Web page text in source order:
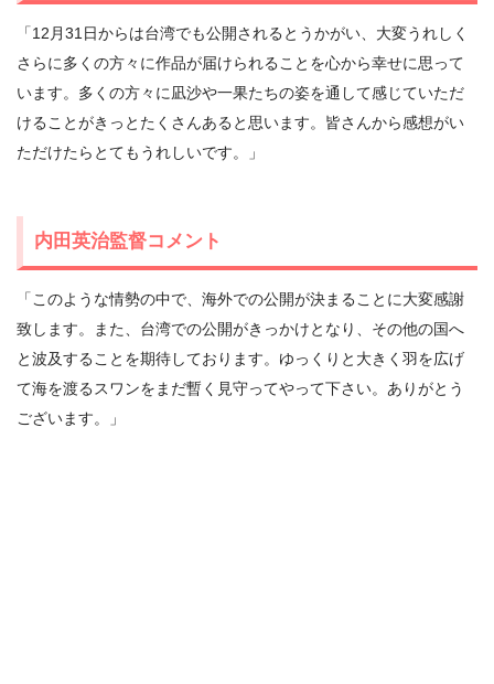
「12月31日からは台湾でも公開されるとうかがい、大変うれしく
さらに多くの方々に作品が届けられることを心から幸せに思って
います。多くの方々に凪沙や一果たちの姿を通して感じていただ
けることがきっとたくさんあると思います。皆さんから感想がい
ただけたらとてもうれしいです。」
内田英治監督コメント
「このような情勢の中で、海外での公開が決まることに大変感謝
致します。また、台湾での公開がきっかけとなり、その他の国へ
と波及することを期待しております。ゆっくりと大きく羽を広げ
て海を渡るスワンをまだ暫く見守ってやって下さい。ありがとう
ございます。」